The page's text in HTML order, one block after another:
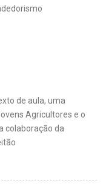
de aula, uma
Agricultores e o
colaboração da